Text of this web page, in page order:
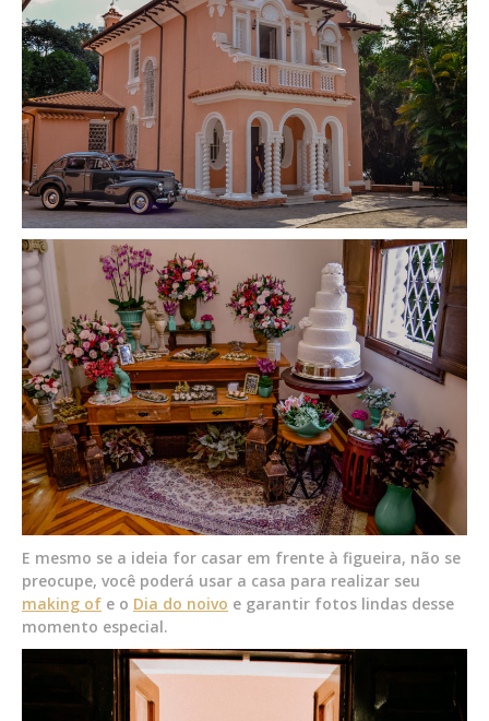
E mesmo se a ideia for casar em frente à figueira, não se
preocupe, você poderá usar a casa para realizar seu
making of e o Dia do noivo e garantir fotos lindas desse
momento especial.